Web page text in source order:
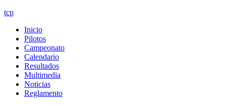
tcp
Inicio
Pilotos
Campeonato
Calendario
Resultados
Multimedia
Noticias
Reglamento